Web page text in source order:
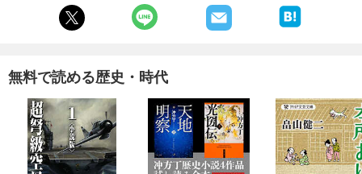
無料で読める歴史・時代